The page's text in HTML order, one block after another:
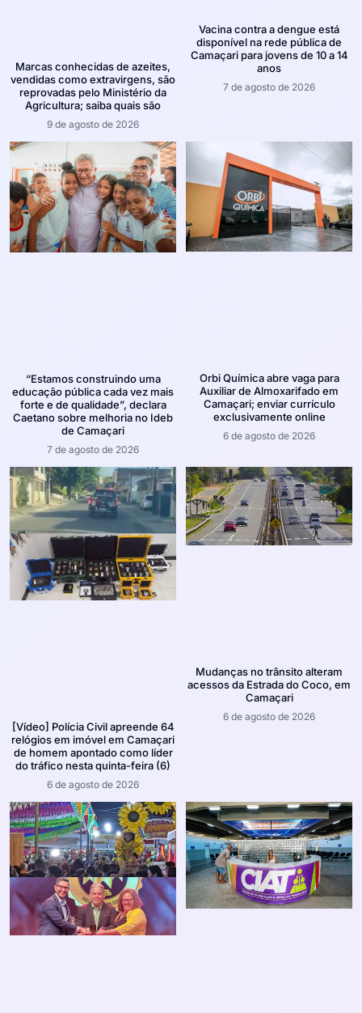
Marcas conhecidas de azeites,
vendidas como extravirgens, são
reprovadas pelo Ministério da
Agricultura; saiba quais são
9 de agosto de 2026
Vacina contra a dengue está
disponível na rede pública de
Camaçari para jovens de 10 a 14
anos
7 de agosto de 2026
“Estamos construindo uma
educação pública cada vez mais
forte e de qualidade”, declara
Caetano sobre melhoria no Ideb
de Camaçari
7 de agosto de 2026
Orbi Química abre vaga para
Auxiliar de Almoxarifado em
Camaçari; enviar currículo
exclusivamente online
6 de agosto de 2026
[Vídeo] Polícia Civil apreende 64
relógios em imóvel em Camaçari
de homem apontado como líder
do tráfico nesta quinta-feira (6)
6 de agosto de 2026
Mudanças no trânsito alteram
acessos da Estrada do Coco, em
Camaçari
6 de agosto de 2026